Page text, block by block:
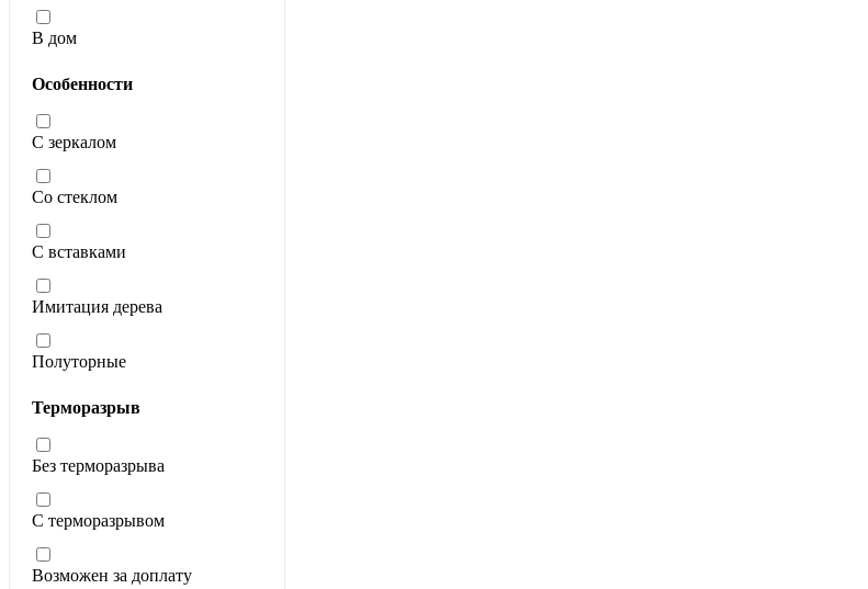
В дом
Особенности
С зеркалом
Со стеклом
С вставками
Имитация дерева
Полуторные
Терморазрыв
Без терморазрыва
С терморазрывом
Возможен за доплату